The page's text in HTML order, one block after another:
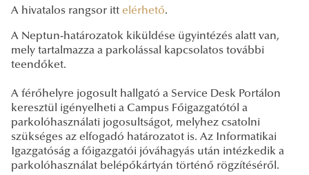
A hivatalos rangsor itt elérhető.
A Neptun-határozatok kiküldése ügyintézés alatt van,
mely tartalmazza a parkolással kapcsolatos további
teendőket.
A férőhelyre jogosult hallgató a Service Desk Portálon
keresztül igényelheti a Campus Főigazgatótól a
parkolóhasználati jogosultságot, melyhez csatolni
szükséges az elfogadó határozatot is. Az Informatikai
Igazgatóság a főigazgatói jóváhagyás után intézkedik a
parkolóhasználat belépőkártyán történő rögzítéséről.